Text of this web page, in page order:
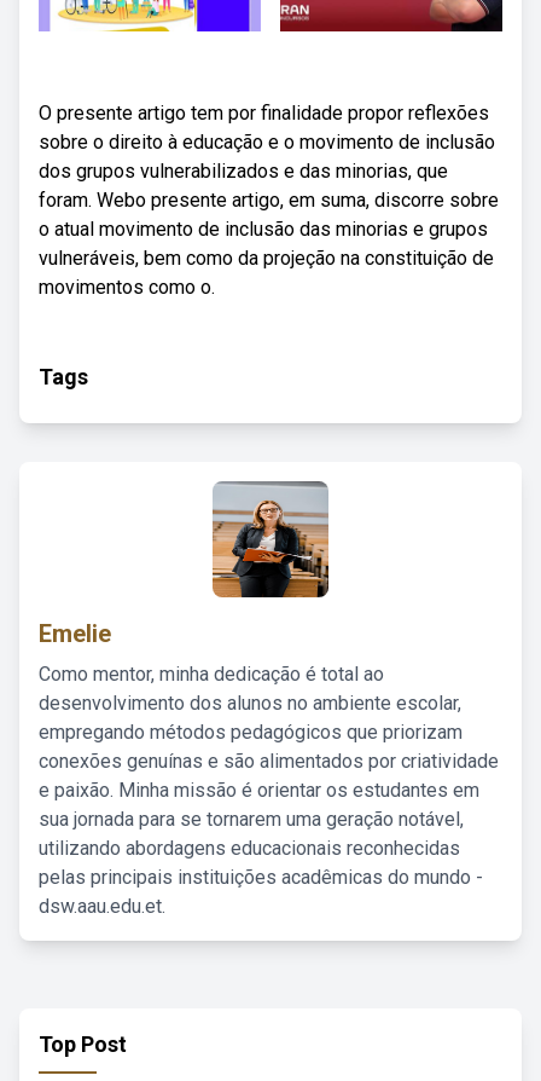
O presente artigo tem por finalidade propor reflexões
sobre o direito à educação e o movimento de inclusão
dos grupos vulnerabilizados e das minorias, que
foram. Webo presente artigo, em suma, discorre sobre
o atual movimento de inclusão das minorias e grupos
vulneráveis, bem como da projeção na constituição de
movimentos como o.
Tags
Emelie
Como mentor, minha dedicação é total ao
desenvolvimento dos alunos no ambiente escolar,
empregando métodos pedagógicos que priorizam
conexões genuínas e são alimentados por criatividade
e paixão. Minha missão é orientar os estudantes em
sua jornada para se tornarem uma geração notável,
utilizando abordagens educacionais reconhecidas
pelas principais instituições acadêmicas do mundo -
dsw.aau.edu.et.
Top Post